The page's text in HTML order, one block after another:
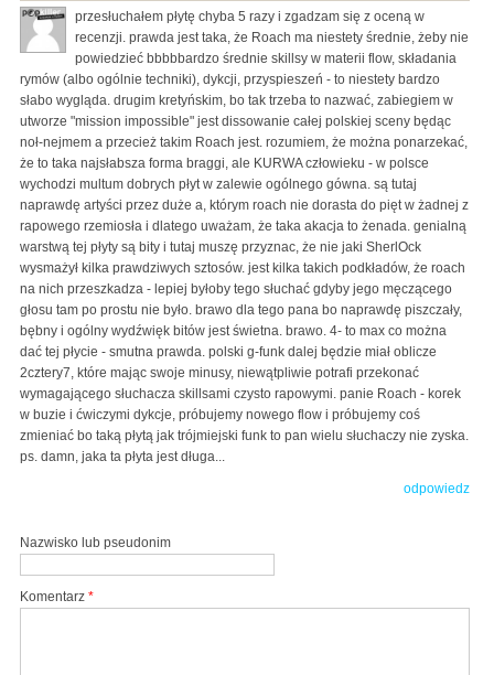
przesłuchałem płytę chyba 5 razy i zgadzam się z oceną w
recenzji. prawda jest taka, że Roach ma niestety średnie, żeby nie
powiedzieć bbbbbardzo średnie skillsy w materii flow, składania
rymów (albo ogólnie techniki), dykcji, przyspieszeń - to niestety bardzo
słabo wygląda. drugim kretyńskim, bo tak trzeba to nazwać, zabiegiem w
utworze "mission impossible" jest dissowanie całej polskiej sceny będąc
noł-nejmem a przecież takim Roach jest. rozumiem, że można ponarzekać,
że to taka najsłabsza forma braggi, ale KURWA człowieku - w polsce
wychodzi multum dobrych płyt w zalewie ogólnego gówna. są tutaj
naprawdę artyści przez duże a, którym roach nie dorasta do pięt w żadnej z
rapowego rzemiosła i dlatego uważam, że taka akacja to żenada. genialną
warstwą tej płyty są bity i tutaj muszę przyznac, że nie jaki SherlOck
wysmażył kilka prawdziwych sztosów. jest kilka takich podkładów, że roach
na nich przeszkadza - lepiej byłoby tego słuchać gdyby jego męczącego
głosu tam po prostu nie było. brawo dla tego pana bo naprawdę piszczały,
bębny i ogólny wydźwięk bitów jest świetna. brawo. 4- to max co można
dać tej płycie - smutna prawda. polski g-funk dalej będzie miał oblicze
2cztery7, które mając swoje minusy, niewątpliwie potrafi przekonać
wymagającego słuchacza skillsami czysto rapowymi. panie Roach - korek
w buzie i ćwiczymi dykcje, próbujemy nowego flow i próbujemy coś
zmieniać bo taką płytą jak trójmiejski funk to pan wielu słuchaczy nie zyska.
ps. damn, jaka ta płyta jest długa...
odpowiedz
Nazwisko lub pseudonim
Komentarz *